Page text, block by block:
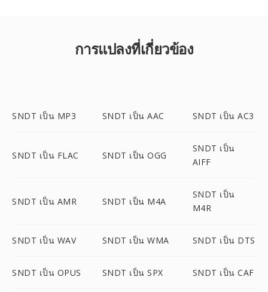
การแปลงที่เกี่ยวข้อง
SNDT เป็น MP3 SNDT เป็น AAC SNDT เป็น AC3
SNDT เป็น FLAC SNDT เป็น OGG
SNDT เป็น
AIFF
SNDT เป็น AMR SNDT เป็น M4A
SNDT เป็น
M4R
SNDT เป็น WAV SNDT เป็น WMA SNDT เป็น DTS
SNDT เป็น OPUS SNDT เป็น SPX SNDT เป็น CAF